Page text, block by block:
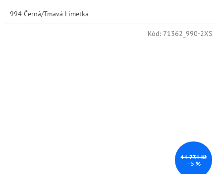
994 Černá/Tmavá Limetka
11 731 Kč
–5 %
Kód: 71362_990-2XS